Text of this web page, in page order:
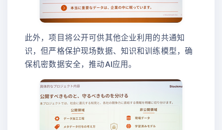
此外，项目将公开可供其他企业利用的共通知
识，但严格保护现场数据、知识和训练模型，确
保机密数据安全，推动AI应用。